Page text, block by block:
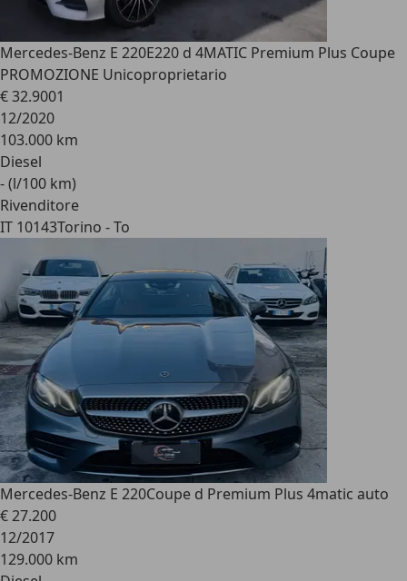
Mercedes-Benz E 220E220 d 4MATIC Premium Plus Coupe
PROMOZIONE Unicoproprietario
€ 32.9001
12/2020
103.000 km
Diesel
- (l/100 km)
Rivenditore
IT 10143Torino - To
Mercedes-Benz E 220Coupe d Premium Plus 4matic auto
€ 27.200
12/2017
129.000 km